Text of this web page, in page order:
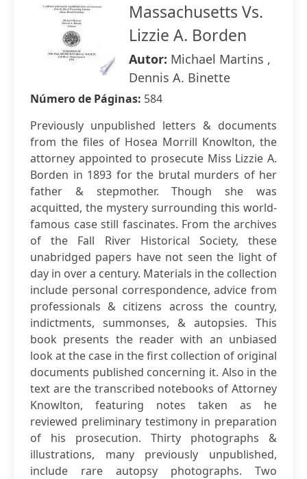
Massachusetts Vs.
Lizzie A. Borden
Autor: Michael Martins ,
Dennis A. Binette
Número de Páginas: 584
Previously unpublished letters & documents
from the files of Hosea Morrill Knowlton, the
attorney appointed to prosecute Miss Lizzie A.
Borden in 1893 for the brutal murders of her
father & stepmother. Though she was
acquitted, the mystery surrounding this world-
famous case still fascinates. From the archives
of the Fall River Historical Society, these
unabridged papers have not seen the light of
day in over a century. Materials in the collection
include personal correspondence, advice from
professionals & citizens across the country,
indictments, summonses, & autopsies. This
book presents the reader with an unbiased
look at the case in the first collection of original
documents published concerning it. Also in the
text are the transcribed notebooks of Attorney
Knowlton, featuring notes taken as he
reviewed preliminary testimony in preparation
of his prosecution. Thirty photographs &
illustrations, many previously unpublished,
include rare autopsy photographs. Two